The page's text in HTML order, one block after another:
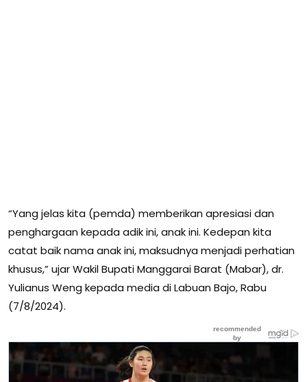
“Yang jelas kita (pemda) memberikan apresiasi dan
penghargaan kepada adik ini, anak ini. Kedepan kita
catat baik nama anak ini, maksudnya menjadi perhatian
khusus,” ujar Wakil Bupati Manggarai Barat (Mabar), dr.
Yulianus Weng kepada media di Labuan Bajo, Rabu
(7/8/2024).